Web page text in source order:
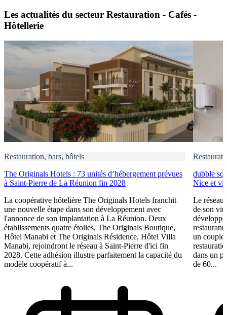
Les actualités du secteur Restauration - Cafés -
Hôtellerie
Restauration, bars, hôtels
The Originals Hotels : 73 unités d’hébergement prévues
à Saint-Pierre de La Réunion fin 2028
La coopérative hôtelière The Originals Hotels franchit
une nouvelle étape dans son développement avec
l'annonce de son implantation à La Réunion. Deux
établissements quatre étoiles, The Originals Boutique,
Hôtel Manabi et The Originals Résidence, Hôtel Villa
Manabi, rejoindront le réseau à Saint-Pierre d'ici fin
2028. Cette adhésion illustre parfaitement la capacité du
modèle coopératif à...
dubble
Nice et
Le réseau
de son
un couple
dans un
de 60...